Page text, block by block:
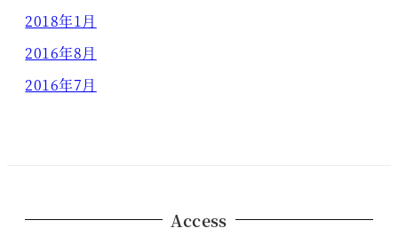
2018年1月
2016年8月
2016年7月
Access